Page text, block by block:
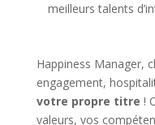
meilleurs talents
Happiness Manager,
engagement,
votre propre titre !
valeurs, vos